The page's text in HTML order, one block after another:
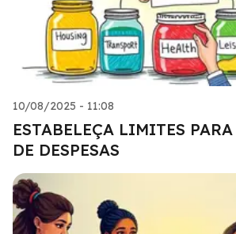
10/08/2025 - 11:08
ESTABELEÇA LIMITES
DE DESPESAS